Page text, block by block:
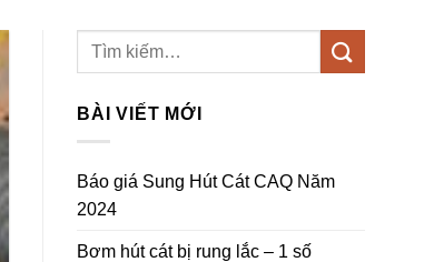
BÀI VIẾT MỚI
Báo giá Sung Hút Cát CAQ Năm
2024
Bơm hút cát bị rung lắc – 1 số